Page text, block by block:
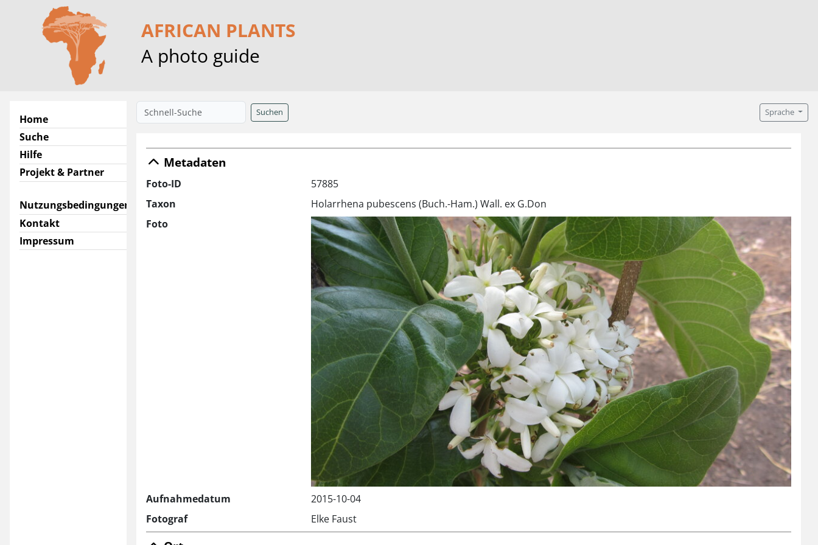
AFRICAN PLANTS
A photo guide
Home
Suche
Hilfe
Projekt & Partner
Nutzungsbedingungen
Kontakt
Impressum
Suchen Sprache
Metadaten
Foto-ID
57885
Taxon
Holarrhena pubescens (Buch.-Ham.) Wall. ex G.Don
Foto
Aufnahmedatum
2015-10-04
Fotograf
Elke Faust